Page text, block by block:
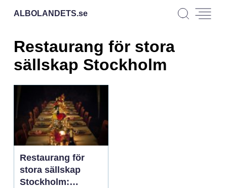
ALBOLANDETS.se
Restaurang för stora
sällskap Stockholm
Restaurang för
stora sällskap
Stockholm: